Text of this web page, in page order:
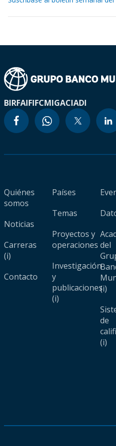
BIRFAIFIFCMIGACIADI
Quiénes
somos
Noticias
Carreras
(i)
Contacto
Países
Temas
Proyectos y
operaciones
Investigación
y
publicaciones
(i)
del
(i)
de
(i)